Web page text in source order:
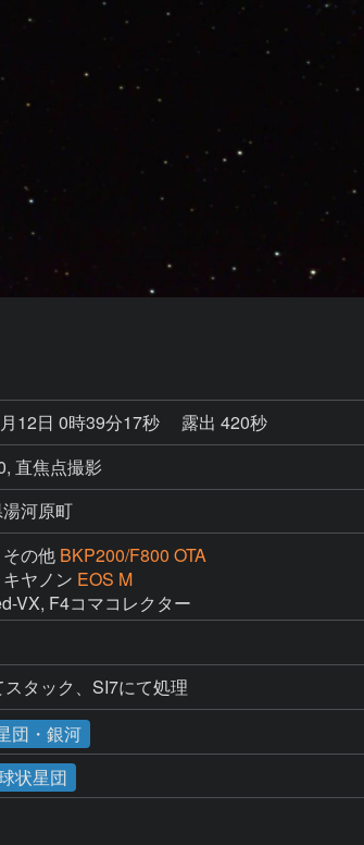
12日 0時39分17秒
露出 420秒
直焦点撮影
河原町
の他 BKP200/F800 OTA
ヤノン EOS M
VX, F4コマコレクター
タック、SI7にて処理
団・銀河
状星団